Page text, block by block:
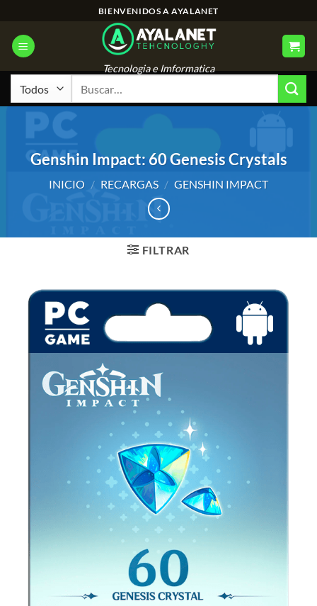
contenido
BIENVENIDOS A AYALANET
Tecnologia e Imformatica
Genshin Impact: 60 Genesis Crystals
INICIO / RECARGAS / GENSHIN IMPACT
FILTRAR